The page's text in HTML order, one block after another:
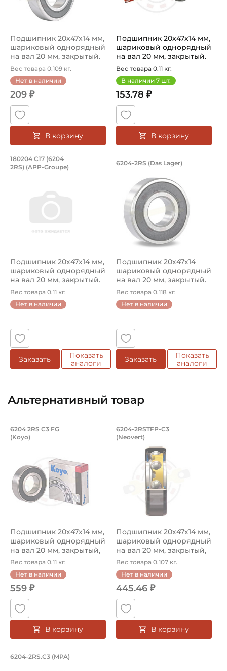
Классификация завода - производителя:
Страна происхождения:
Сербия
Подшипник 20х47х14 мм,
шариковый однорядный
на вал 20 мм, закрытый.
Арт...
Вес товара 0.109 кг.
Нет в наличии
209 ₽
В корзину
Подшипник 20х47х14 мм,
шариковый однорядный
на вал 20 мм, закрытый.
Арт...
Вес товара 0.11 кг.
В наличии 7 шт.
153.78 ₽
В корзину
Подшипник 20х47х14 мм, шариковый
Подшипник шариковый закрытый номер 180204 С17
180204 С17 (6204
2RS) (APP-Groupe)
Подшипник 20х47х14 мм,
шариковый однорядный
на вал 20 мм, закрытый.
Арт...
Вес товара 0.11 кг.
Нет в наличии
Заказать
Показать
аналоги
Подшипник
6204-2RS (Das Lager)
Подшипник 20х47х14
шариковый однорядный
на вал 20 мм, закрытый.
Артикул...
Вес товара 0.118 кг.
Нет в наличии
Заказать
Показать
аналоги
Альтернативный товар
Подшипник 20х47х14 мм, шариковый
Подшипник шариковый 6204 2RS C3 FG Koyo, на вал 20
6204 2RS C3 FG
(Koyo)
Подшипник 20х47х14 мм,
шариковый однорядный
на вал 20 мм, закрытый,
уве...
Вес товара 0.11 кг.
Нет в наличии
559 ₽
В корзину
Подшипник
Подшипник шариковый 6204-
6204-2RSTFP-C3
(Neovert)
Подшипник 20х47х14 мм,
шариковый однорядный
на вал 20 мм, закрытый,
уве...
Вес товара 0.107 кг.
Нет в наличии
445.46 ₽
В корзину
Подшипник 20х47х14 мм, шариковый
6204-2RS.C3 (MPA)